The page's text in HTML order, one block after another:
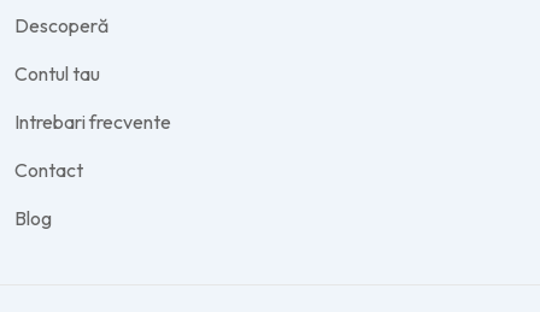
Descoperă
Contul tau
Intrebari frecvente
Contact
Blog